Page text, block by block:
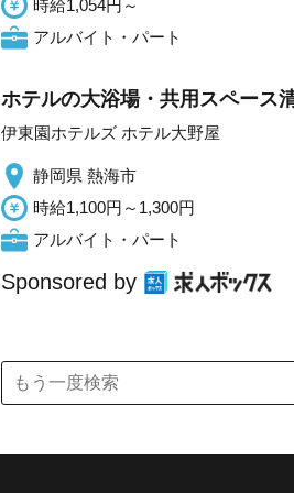
時給1,054円～
アルバイト・パート
ホテルの大浴場・共用スペース
伊東園ホテルズ ホテル大野屋
静岡県 熱海市
時給1,100円～1,300円
アルバイト・パート
Sponsored by